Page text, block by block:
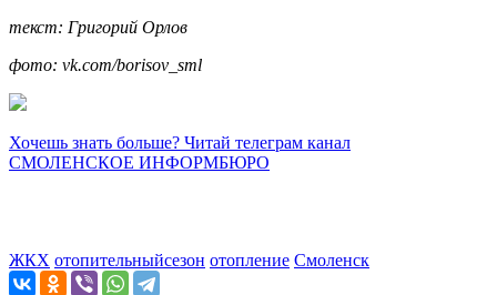
текст: Григорий Орлов
фото: vk.com/borisov_sml
Хочешь знать больше? Читай телеграм канал
СМОЛЕНСКОЕ ИНФОРМБЮРО
ЖКХ отопительныйсезон отопление Смоленск